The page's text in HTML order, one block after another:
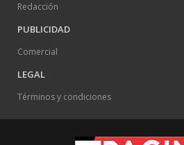
Redacción
PUBLICIDAD
Comercial
LEGAL
Términos y condiciones